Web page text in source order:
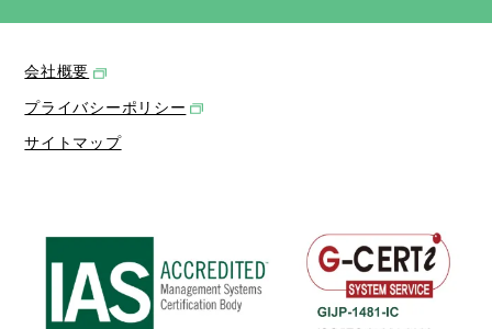
会社概要
プライバシーポリシー
サイトマップ